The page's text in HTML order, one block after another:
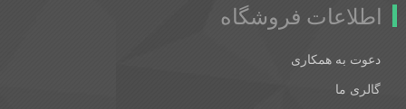
اطلاعات فروشگاه
دعوت به همکاری
گالری ما